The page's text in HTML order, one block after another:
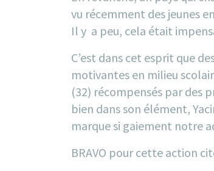
vu récemment des jeunes
Il y a peu, cela était
C’est dans cet esprit que
motivantes en milieu
(32) récompensés par des
bien dans son élément,
marque si gaiement notre
BRAVO pour cette action